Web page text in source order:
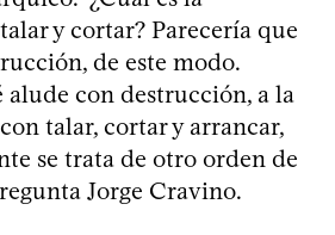
y cortar? Parecería que
de este modo.
alude con destrucción, a la
talar, cortar y arrancar,
se trata de otro orden de
Jorge Cravino.